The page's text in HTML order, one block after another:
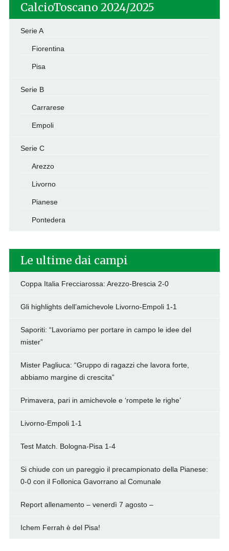
CalcioToscano 2024/2025
Serie A
Fiorentina
Pisa
Serie B
Carrarese
Empoli
Serie C
Arezzo
Livorno
Pianese
Pontedera
Le ultime dai campi
Coppa Italia Frecciarossa: Arezzo-Brescia 2-0
Gli highlights dell’amichevole Livorno-Empoli 1-1
Saporiti: “Lavoriamo per portare in campo le idee del
mister”
Mister Pagliuca: “Gruppo di ragazzi che lavora forte,
abbiamo margine di crescita”
Primavera, pari in amichevole e ‘rompete le righe’
Livorno-Empoli 1-1
Test Match. Bologna-Pisa 1-4
Si chiude con un pareggio il precampionato della Pianese:
0-0 con il Follonica Gavorrano al Comunale
Report allenamento – venerdì 7 agosto –
Ichem Ferrah è del Pisa!